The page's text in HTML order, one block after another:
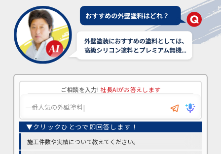
ご相談を入力! 社長AIがお答えします
施工件数や実績について教えてください。